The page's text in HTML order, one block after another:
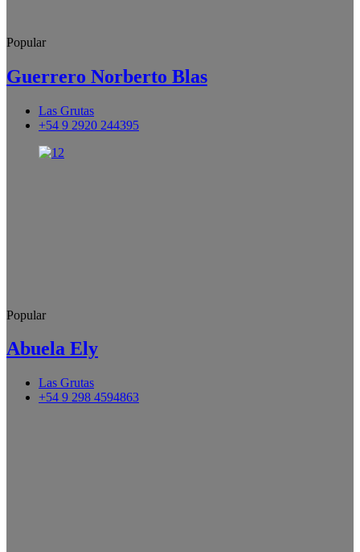
Popular
Guerrero Norberto Blas
Las Grutas
+54 9 2920 244395
Popular
Abuela Ely
Las Grutas
+54 9 298 4594863